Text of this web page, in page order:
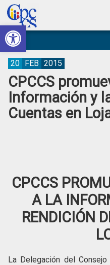
Abrir barra de herramientas
Skip
to
primary
navigation
Skip
to
main
content
Skip
to
primary
sidebar
Skip
to
footer
Consejo
de
Participación
Ciudadana
Control
Construyendo
Poder
Ciudadano
CPCCS
Información y
Cuentas en
20 FEB 2015
CPCCS
A LA
RENDICIÓN
La Delegación del